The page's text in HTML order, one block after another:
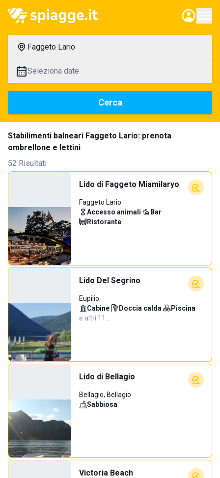
Faggeto Lario
Seleziona date
Cerca
Stabilimenti balneari Faggeto Lario: prenota
ombrellone e lettini
52 Risultati
Lido di Faggeto Miamilaryo
Faggeto Lario
Accesso animali· Bar·
Ristorante
Lido Del Segrino
Eupilio
Cabine· Doccia calda· Piscina·
e altri 11…
Lido di Bellagio
Bellagio, Bellagio
Sabbiosa
Victoria Beach